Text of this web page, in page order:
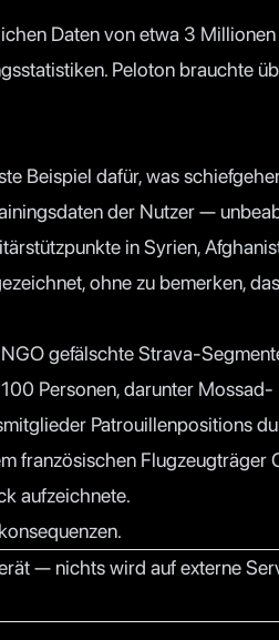
Daten von etwa 3
Peloton brauchte
Beispiel dafür, was
der Nutzer —
in Syrien,
ohne zu bemerken,
gefälschte Strava-
Personen, darunter Mossad-
Patrouillenpositions
französischen Flugzeugträger
aufzeichnete.
— nichts wird auf externe